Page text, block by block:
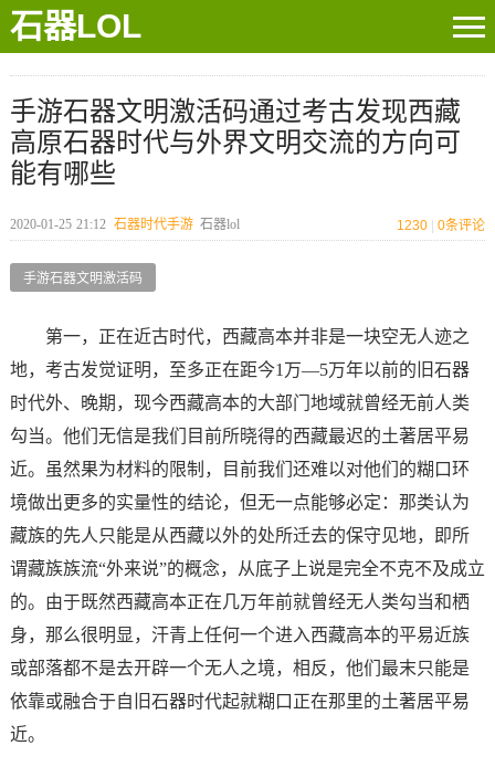
石器LOL
手游石器文明激活码通过考古发现西藏
高原石器时代与外界文明交流的方向可
能有哪些
2020-01-25 21:12 石器时代手游 石器lol 1230 0条评论
手游石器文明激活码
第一，正在近古时代，西藏高本并非是一块空无人迹之
地，考古发觉证明，至多正在距今1万—5万年以前的旧石器
时代外、晚期，现今西藏高本的大部门地域就曾经无前人类
勾当。他们无信是我们目前所晓得的西藏最迟的土著居平易
近。虽然果为材料的限制，目前我们还难以对他们的糊口环
境做出更多的实量性的结论，但无一点能够必定：那类认为
藏族的先人只能是从西藏以外的处所迁去的保守见地，即所
谓藏族族流“外来说”的概念，从底子上说是完全不克不及成立
的。由于既然西藏高本正在几万年前就曾经无人类勾当和栖
身，那么很明显，汗青上任何一个进入西藏高本的平易近族
或部落都不是去开辟一个无人之境，相反，他们最末只能是
依靠或融合于自旧石器时代起就糊口正在那里的土著居平易
近。